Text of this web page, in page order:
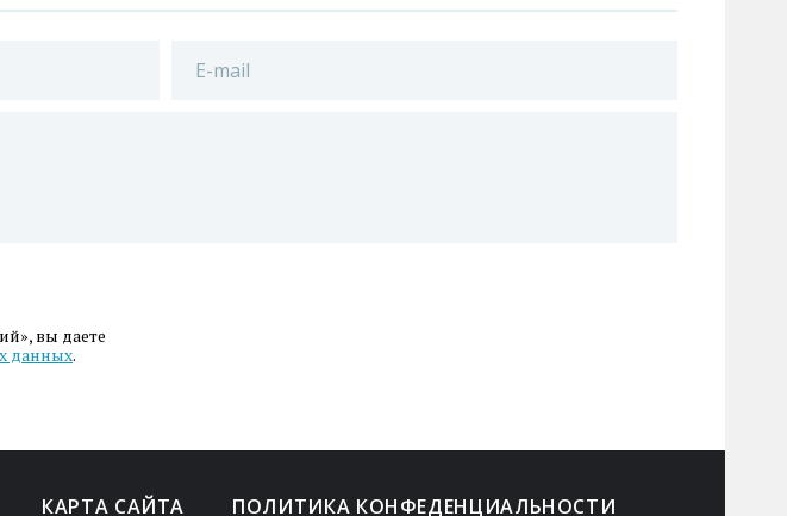
вы даете
данных.
КАРТА САЙТА ПОЛИТИКА КОНФЕДЕНЦИАЛЬНОСТИ